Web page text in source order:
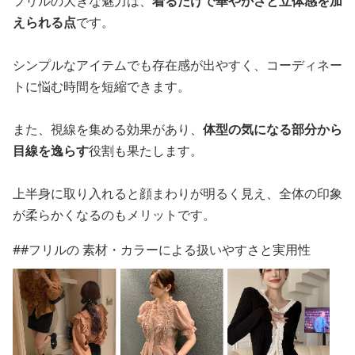
えられる点です。
シンプルなアイテムでも存在感が出やすく、コーディネー
トに悩む時間を短縮できます。
また、視線を集める効果があり、 体型の気になる部分から
目線を逸らす役割も果たします。
上半身に取り入れると顔まわりが明るく見え、全体の印象
が柔らかくなるのもメリットです。
##フリルの 素材・カラーによる扱いやすさと実用性